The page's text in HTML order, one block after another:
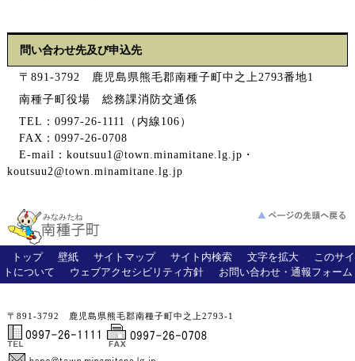
問い合わせ先及び申込先
〒891-3792 鹿児島県熊毛郡南種子町中之上2793番地1
南種子町役場 総務課消防交通係
TEL：0997-26-1111（内線106）
FAX：0997-26-0708
E-mail：koutsuu1@town.minamitane.lg.jp・
koutsuu2@town.minamitane.lg.jp
トップ 壁紙 サイトマップ サイト内検索 文字を拡大
このサイ
トについて
ウェブアクセシビリティ方針 お問い合わせ・通報フォーム
〒891-3792 鹿児島県熊毛郡南種子町中之上2793-1